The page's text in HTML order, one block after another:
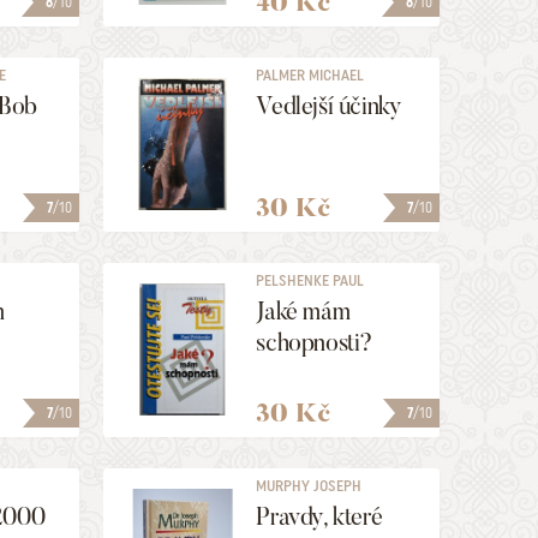
7/10 7/10
PALMER MICHAEL
Vedlejší účinky
30 Kč
7/10 7/10
PELSHENKE PAUL
Jaké mám
schopnosti?
30 Kč
MURPHY JOSEPH
Pravdy, které